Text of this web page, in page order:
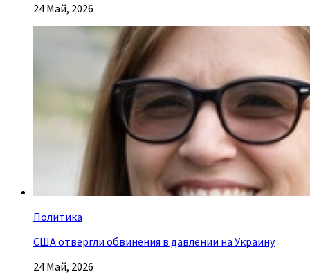
24 Май, 2026
Политика
США отвергли обвинения в давлении на Украину
24 Май, 2026